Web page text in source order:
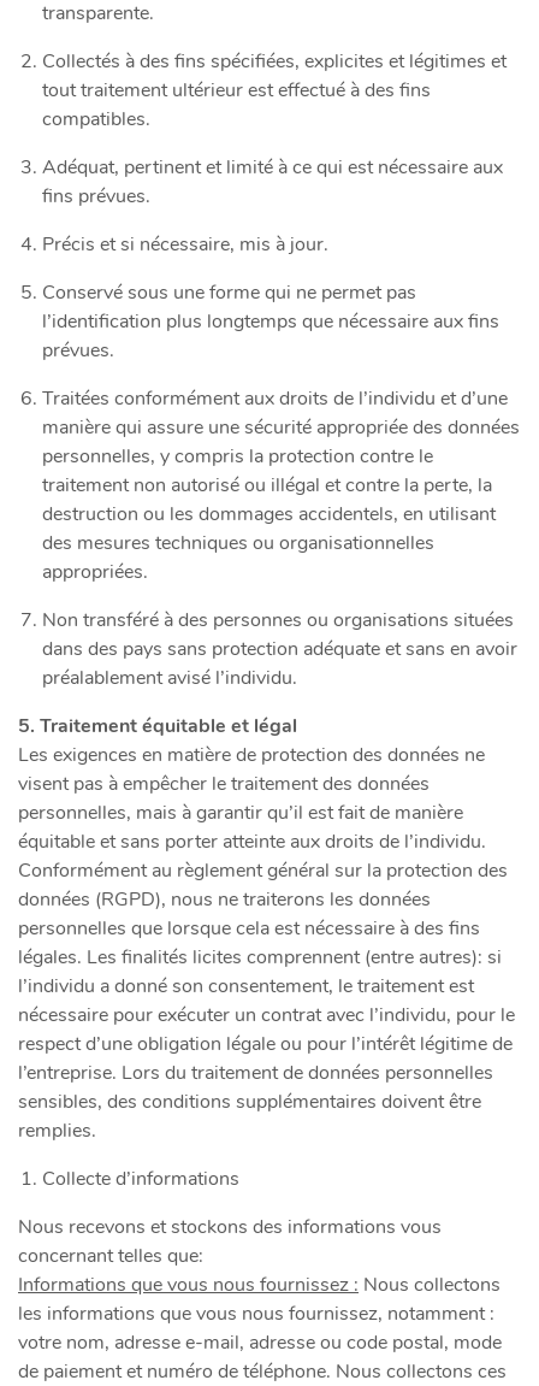
transparente.
Collectés à des fins spécifiées, explicites et légitimes et
tout traitement ultérieur est effectué à des fins
compatibles.
Adéquat, pertinent et limité à ce qui est nécessaire aux
fins prévues.
Précis et si nécessaire, mis à jour.
Conservé sous une forme qui ne permet pas
l’identification plus longtemps que nécessaire aux fins
prévues.
Traitées conformément aux droits de l’individu et d’une
manière qui assure une sécurité appropriée des données
personnelles, y compris la protection contre le
traitement non autorisé ou illégal et contre la perte, la
destruction ou les dommages accidentels, en utilisant
des mesures techniques ou organisationnelles
appropriées.
Non transféré à des personnes ou organisations situées
dans des pays sans protection adéquate et sans en avoir
préalablement avisé l’individu.
5. Traitement équitable et légal
Les exigences en matière de protection des données ne
visent pas à empêcher le traitement des données
personnelles, mais à garantir qu’il est fait de manière
équitable et sans porter atteinte aux droits de l’individu.
Conformément au règlement général sur la protection des
données (RGPD), nous ne traiterons les données
personnelles que lorsque cela est nécessaire à des fins
légales. Les finalités licites comprennent (entre autres): si
l’individu a donné son consentement, le traitement est
nécessaire pour exécuter un contrat avec l’individu, pour le
respect d’une obligation légale ou pour l’intérêt légitime de
l’entreprise. Lors du traitement de données personnelles
sensibles, des conditions supplémentaires doivent être
remplies.
Collecte d’informations
Nous recevons et stockons des informations vous
concernant telles que:
Informations que vous nous fournissez : Nous collectons
les informations que vous nous fournissez, notamment :
votre nom, adresse e-mail, adresse ou code postal, mode
de paiement et numéro de téléphone. Nous collectons ces